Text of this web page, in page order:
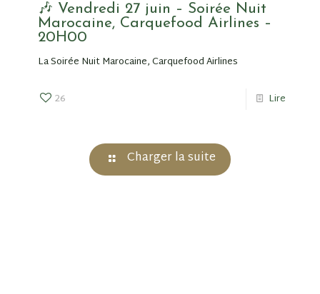
🎶 Vendredi 27 juin – Soirée Nuit
Marocaine, Carquefood Airlines –
20H00
La Soirée Nuit Marocaine, Carquefood Airlines
26 Lire
Charger la suite